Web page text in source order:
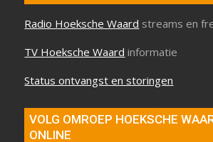
Radio Hoeksche Waard streams en
TV Hoeksche Waard informatie
Status ontvangst en storingen
VOLG OMROEP HOEKSCHE
ONLINE